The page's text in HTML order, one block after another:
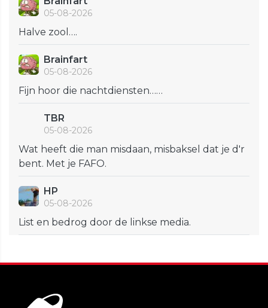
05-08-2026
Halve zool….
Brainfart
05-08-2026
Fijn hoor die nachtdiensten……
TBR
05-08-2026
Wat heeft die man misdaan, misbaksel dat je d'r
bent. Met je FAFO.
HP
05-08-2026
List en bedrog door de linkse media.